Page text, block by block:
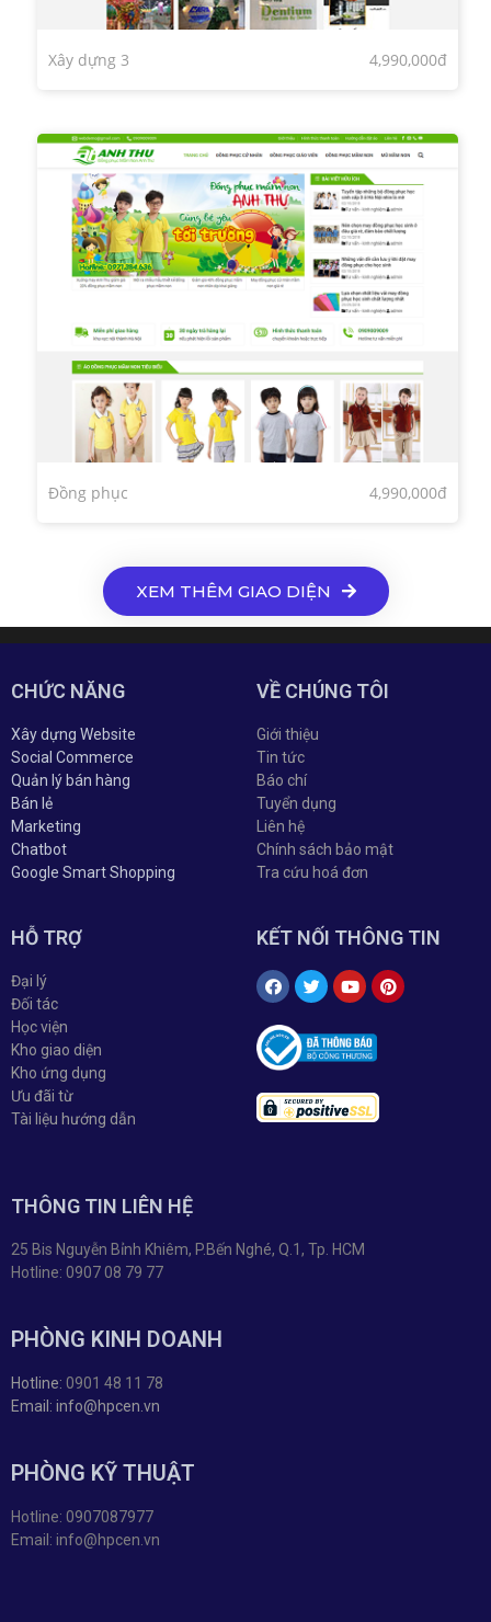
Xây dựng 3 4,990,000đ
Đồng phục 4,990,000đ
XEM THÊM GIAO DIỆN
CHỨC NĂNG
Xây dựng Website
Social Commerce
Quản lý bán hàng
Bán lẻ
Marketing
Chatbot
Google Smart Shopping
VỀ CHÚNG TÔI
Giới thiệu
Tin tức
Báo chí
Tuyển dụng
Liên hệ
Chính sách bảo mật
Tra cứu hoá đơn
HỖ TRỢ
Đại lý
Đối tác
Học viện
Kho giao diện
Kho ứng dụng
Ưu đãi từ
Tài liệu hướng dẫn
KẾT NỐI THÔNG TIN
THÔNG TIN LIÊN HỆ
25 Bis Nguyễn Bỉnh Khiêm, P.Bến Nghé, Q.1, Tp. HCM
Hotline: 0907 08 79 77
PHÒNG KINH DOANH
Hotline: 0901 48 11 78
Email: info@hpcen.vn
PHÒNG KỸ THUẬT
Hotline: 0907087977
Email: info@hpcen.vn